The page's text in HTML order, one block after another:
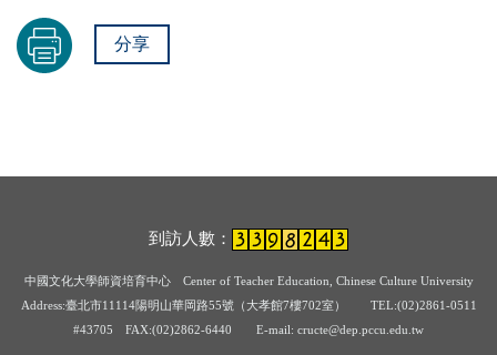
分享
到訪人數：
中國文化大學師資培育中心 Center of Teacher Education, Chinese Culture University
Address:臺北市11114陽明山華岡路55號（大孝館7樓702室） TEL:(02)2861-0511
#43705 FAX:(02)2862-6440 E-mail: cructe@dep.pccu.edu.tw